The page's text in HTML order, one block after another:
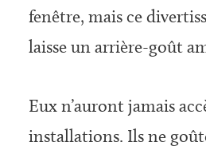
fenêtre, mais ce
laisse un arrière-goût
Eux n’auront jamais
installations. Ils ne